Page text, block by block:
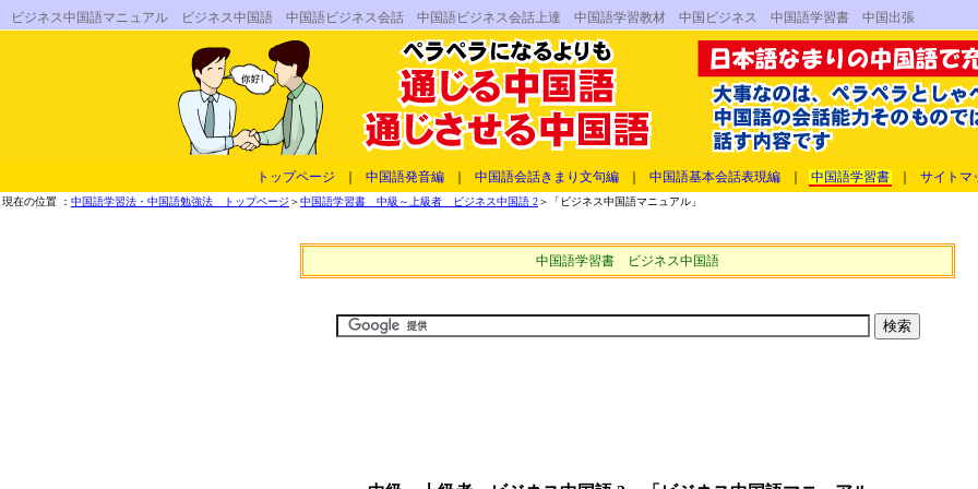
ビジネス中国語マニュアル ビジネス中国語 中国語ビジネス会話 中国語ビジネス会話上達 中国語学習教材 中国ビジネス 中国語学習書 中国出張
トップページ 中国語発音編 中国語会話きまり文句編 中国語基本会話表現編 中国語学習書 サイトマ
現在の位置 ： 中国語学習法・中国語勉強法 トップページ ＞中国語学習書 中級～上級者 ビジネス中国語 2＞「ビジネス中国語マニュアル」
中国語学習書 ビジネス中国語